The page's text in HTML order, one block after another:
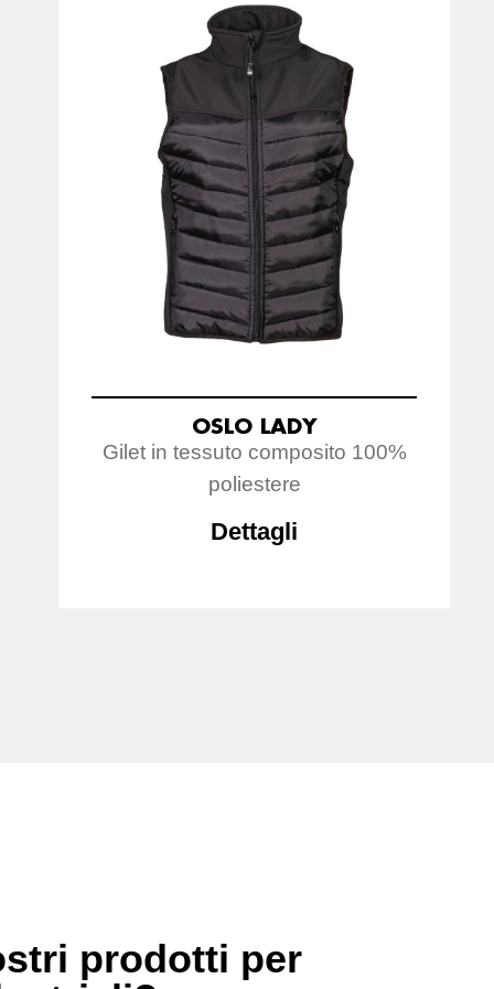
OSLO LADY
Gilet in tessuto composito 100%
poliestere
Dettagli
prodotti per